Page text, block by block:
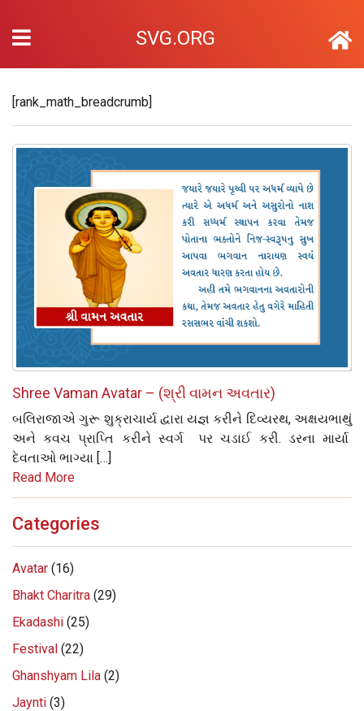
SVG.ORG
[rank_math_breadcrumb]
Shree Vaman Avatar – (શ્રી વામન અવતાર)
બલિરાજાએ ગુરૂ શુક્રાચાર્ય દ્વારા યજ્ઞ કરીને દિવ્યરથ, અક્ષયભાથું
અને કવચ પ્રાપ્તિ કરીને સ્વર્ગ પર ચડાઈ કરી. ડરના માર્યા
દેવતાઓ ભાગ્યા […]
Read More
Categories
Avatar (16)
Bhakt Charitra (29)
Ekadashi (25)
Festival (22)
Ghanshyam Lila (2)
Jaynti (3)